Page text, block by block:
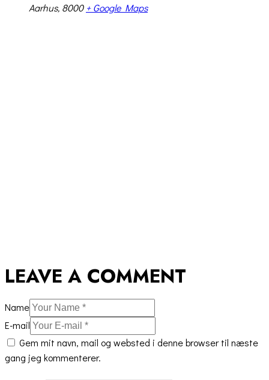
Aarhus, 8000 + Google Maps
LEAVE A COMMENT
Name
E-mail
Gem mit navn, mail og websted i denne browser til næste
gang jeg kommenterer.